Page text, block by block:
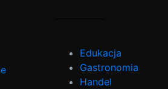
Edukacja
Gastronomia
Handel